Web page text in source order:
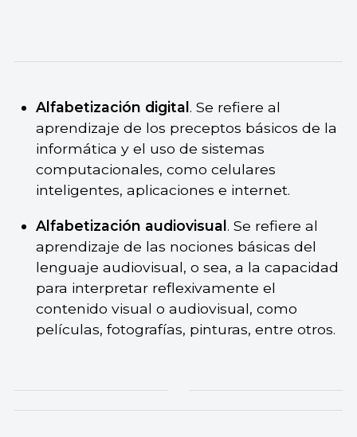
Alfabetización digital . Se refiere al
aprendizaje de los preceptos básicos de la
informática y el uso de sistemas
computacionales, como celulares
inteligentes, aplicaciones e internet.
Alfabetización audiovisual . Se refiere al
aprendizaje de las nociones básicas del
lenguaje audiovisual, o sea, a la capacidad
para interpretar reflexivamente el
contenido visual o audiovisual, como
películas, fotografías, pinturas, entre otros.